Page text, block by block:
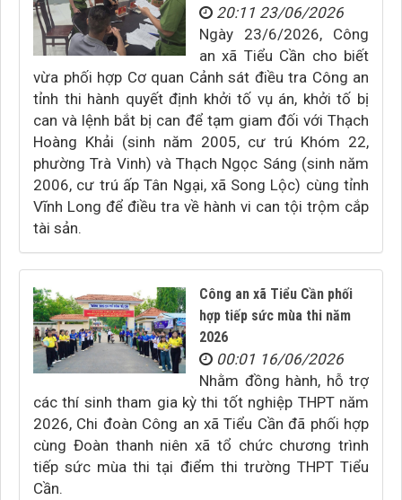
20:11 23/06/2026
Ngày 23/6/2026, Công
an xã Tiểu Cần cho biết
vừa phối hợp Cơ quan Cảnh sát điều tra Công an
tỉnh thi hành quyết định khởi tố vụ án, khởi tố bị
can và lệnh bắt bị can để tạm giam đối với Thạch
Hoàng Khải (sinh năm 2005, cư trú Khóm 22,
phường Trà Vinh) và Thạch Ngọc Sáng (sinh năm
2006, cư trú ấp Tân Ngại, xã Song Lộc) cùng tỉnh
Vĩnh Long để điều tra về hành vi can tội trộm cắp
tài sản.
Công an xã Tiểu Cần phối
hợp tiếp sức mùa thi năm
2026
00:01 16/06/2026
Nhằm đồng hành, hỗ trợ
các thí sinh tham gia kỳ thi tốt nghiệp THPT năm
2026, Chi đoàn Công an xã Tiểu Cần đã phối hợp
cùng Đoàn thanh niên xã tổ chức chương trình
tiếp sức mùa thi tại điểm thi trường THPT Tiểu
Cần.